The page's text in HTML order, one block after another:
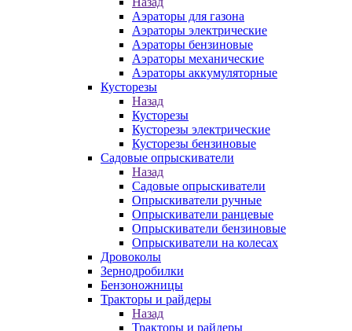
Аэраторы для газона
Аэраторы электрические
Аэраторы бензиновые
Аэраторы механические
Аэраторы аккумуляторные
Кусторезы
Назад
Кусторезы
Кусторезы электрические
Кусторезы бензиновые
Садовые опрыскиватели
Назад
Садовые опрыскиватели
Опрыскиватели ручные
Опрыскиватели ранцевые
Опрыскиватели бензиновые
Опрыскиватели на колесах
Дровоколы
Зернодробилки
Бензоножницы
Тракторы и райдеры
Назад
Тракторы и райдеры